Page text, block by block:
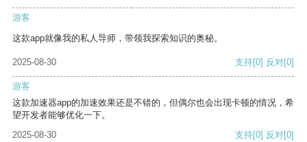
游客
这款app就像我的私人导师，带领我探索知识的奥秘。
2025-08-30 支持[0] 反对[0]
游客
这款加速器app的加速效果还是不错的，但偶尔也会出现卡顿的情况，希
望开发者能够优化一下。
2025-08-30
支持[0] 反对[0]